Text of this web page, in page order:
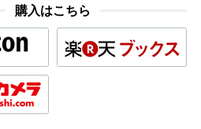
購入はこちら